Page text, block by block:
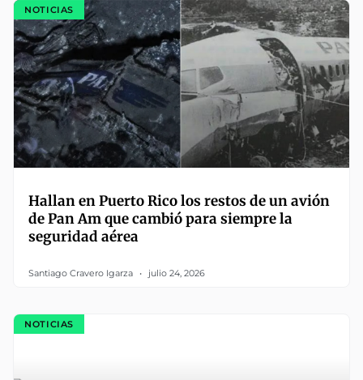
NOTICIAS
Hallan en Puerto Rico los restos de un avión
de Pan Am que cambió para siempre la
seguridad aérea
Santiago Cravero Igarza julio 24, 2026
NOTICIAS